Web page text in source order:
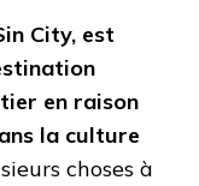
City, est
en raison
la culture
choses à